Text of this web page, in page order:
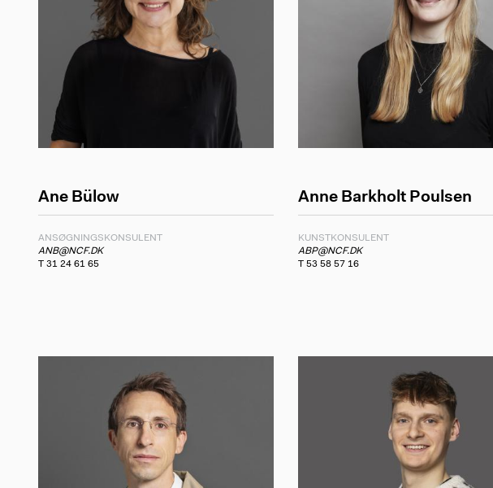
Ane Bülow
ANSØGNINGSKONSULENT
ANB@NCF.DK
T 31 24 61 65
Anne Barkholt Poulsen
KUNSTKONSULENT
ABP@NCF.DK
T 53 58 57 16